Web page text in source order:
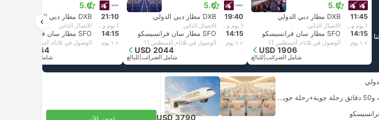
5.0
11:45 DXB مطار دبي الدولي
1 يوم و١٣ ساعة و‫30 دقائق الاتصال الذاتي
14:15 SFO مطار سان فرانسيسكو
+ ١ يوم الوصول في ثلاثاء, أغسطس 11
USD 1906
شامل الضرائب للبالغ
5.0
19:40 DXB مطار دبي الدولي
1 يوم و٥ ساعات و‫35 دقائق الاتصال الذاتي
14:15 SFO مطار سان فرانسيسكو
+ ١ يوم الوصول في ثلاثاء, أغسطس 11
USD 2044
شامل الضرائب للبالغ
5.0
21:10 DXB مطار دبي الدولي
1 يوم و٤ ساعات و‫5 دقائق الاتصال الذاتي
14:15 SFO مطار سان فرانسيسكو
+ ١ يوم الوصول في ثلاثاء, أغسطس 11
USD 2044
شامل الضرائب
1 يوم و٨ ساعات و‫50 دقائق رحلة جوية+رحلة جوية. الاتصال الذاتي
USD 3790